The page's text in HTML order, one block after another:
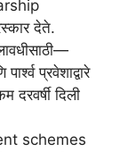
देते.
प्रवेशाद्वारे
दरवर्षी दिली
schemes